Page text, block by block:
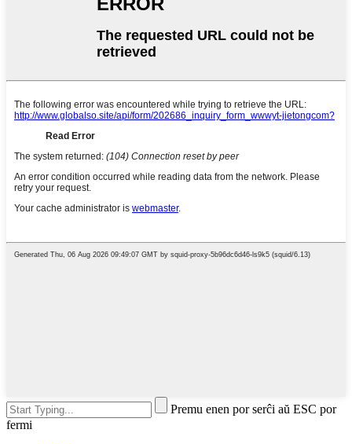
Premu enen por serĉi aŭ ESC por
fermi